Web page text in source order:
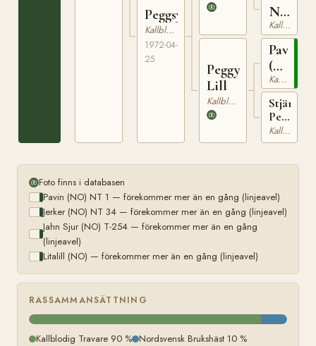
Peggsy
Kallblodig Travare
1972-04-
25
Peggy
Lill
Kallblodig Travare
NT
152Kallblodig Travare
Pavin
(NO)
NT
1
Kallblodig Travare
Stjärn
Peggy
NT
175
Kallblodig Travare
Foto finns i databasen
Pavin (NO) NT 1 — förekommer mer än en gång (linjeavel)
Jerker (NO) NT 34 — förekommer mer än en gång (linjeavel)
Jahn Sjur (NO) T-254 — förekommer mer än en gång
(linjeavel)
Litalill (NO) — förekommer mer än en gång (linjeavel)
RASSAMMANSÄTTNING
Kallblodig Travare 90 % Nordsvensk Brukshäst 10 %